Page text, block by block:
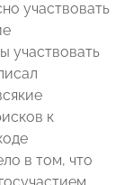
участвовать
участвовать
к
в том, что